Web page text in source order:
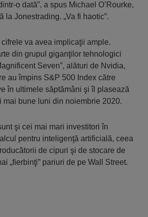
o dată”, a spus Michael O’Rourke,
la Jonestrading. „Va fi haotic”.
va avea implicaţii ample.
din grupul giganţilor tehnologici
Seven”, alături de Nvidia,
au împins S&P 500 Index către
în ultimele săptămâni şi îl plasează
mai bune luni din noiembrie 2020.
şi cei mai mari investitori în
pentru inteligenţă artificială, ceea
de cipuri şi de stocare de
„fierbinţi” pariuri de pe Wall Street.